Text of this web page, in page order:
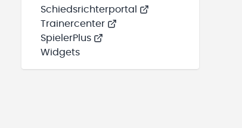
Schiedsrichterportal
Trainercenter
SpielerPlus
Widgets